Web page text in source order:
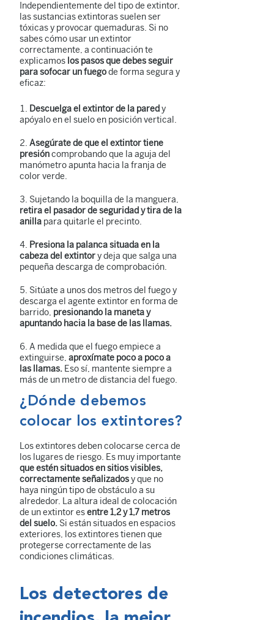
Independientemente del tipo de extintor,
las sustancias extintoras suelen ser
tóxicas y provocar quemaduras. Si no
sabes cómo usar un extintor
correctamente, a continuación te
explicamos los pasos que debes seguir
para sofocar un fuegode forma segura y
eficaz:
Descuelga el extintor de la paredy
apóyalo en el suelo en posición vertical.
Asegúrate de que el extintor tiene
presióncomprobando que la aguja del
manómetro apunta hacia la franja de
color verde.
Sujetando la boquilla de la manguera,
retira el pasador de seguridad y tira de la
anilla para quitarle el precinto.
Presiona la palanca situada en la
cabeza del extintory deja que salga una
pequeña descarga de comprobación.
Sitúate a unos dos metros del fuego y
descarga el agente extintor en forma de
barrido, presionando la maneta y
apuntando hacia la base de las llamas.
A medida que el fuego empiece a
extinguirse, aproxímate poco a poco a
las llamas. Eso sí, mantente siempre a
más de un metro de distancia del fuego.
¿Dónde debemos
colocar los extintores?
Los extintores deben colocarse cerca de
los lugares de riesgo. Es muy importante
que estén situados en sitios visibles,
correctamente señalizadosy que no
haya ningún tipo de obstáculo a su
alrededor. La altura ideal de colocación
de un extintor esentre 1,2 y 1,7 metros
del suelo. Si están situados en espacios
exteriores, los extintores tienen que
protegerse correctamente de las
condiciones climáticas.
Los detectores de